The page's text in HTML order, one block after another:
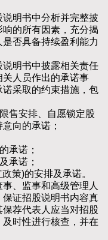
明书中分析并完整披
的所有因素，充分揭
否具备持续盈利能力
明书中披露相关责任
人员作出的承诺事
采取的约束措施，包
安排、自愿锁定股
向的承诺；
承诺；
承诺；
策)的安排及承诺。
监事和高级管理人
证招股说明书内容真
荐代表人应当对招股
时性进行核查，并在